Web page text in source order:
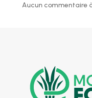
Aucun commentaire